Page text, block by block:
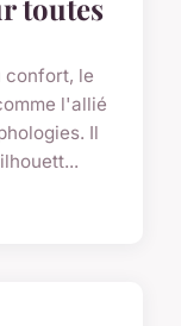
toutes
confort, le
l'allié
Il